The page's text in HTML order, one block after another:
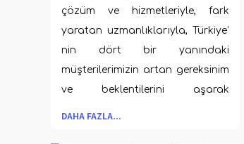
çözüm ve hizmetleriyle, fark
yaratan uzmanlıklarıyla, Türkiye’
nin dört bir yanındaki
müşterilerimizin artan gereksinim
ve beklentilerini aşarak
DAHA FAZLA...